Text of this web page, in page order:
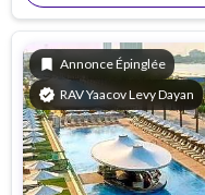
bookmark Annonce Épinglée
verified RAV Yaacov Levy Dayan